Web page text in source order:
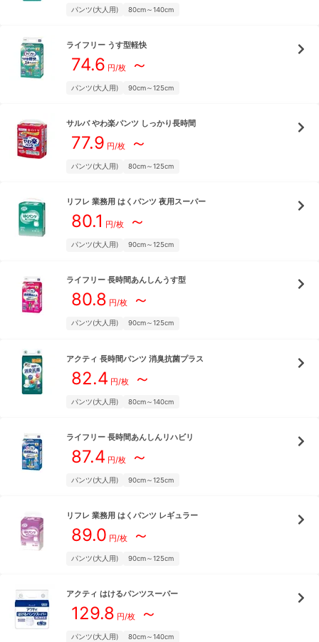
パンツ(大人用) 80cm～140cm
ライフリー うす型軽快
74.6 円/枚～
パンツ(大人用) 90cm～125cm
サルバ やわ楽パンツ しっかり長時間
77.9 円/枚～
パンツ(大人用) 80cm～125cm
リフレ 業務用 はくパンツ 夜用スーパー
80.1 円/枚～
パンツ(大人用) 90cm～125cm
ライフリー 長時間あんしんうす型
80.8 円/枚～
パンツ(大人用) 90cm～125cm
アクティ 長時間パンツ 消臭抗菌プラス
82.4 円/枚～
パンツ(大人用) 80cm～140cm
ライフリー 長時間あんしんリハビリ
87.4 円/枚～
パンツ(大人用) 90cm～125cm
リフレ 業務用 はくパンツ レギュラー
89.0 円/枚～
パンツ(大人用) 90cm～125cm
アクティ はけるパンツスーパー
129.8 円/枚～
パンツ(大人用) 80cm～140cm